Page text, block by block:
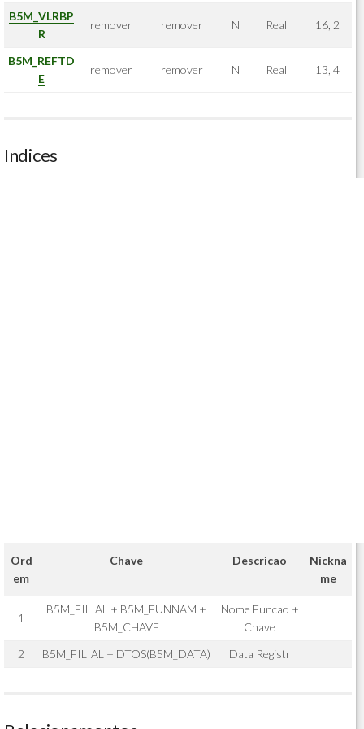
B5M_VLRBP
R
remover remover N Real 16, 2
B5M_REFTD
E
remover remover N Real 13, 4
Indices
Ord
em
Chave Descricao
Nickna
me
1
B5M_FILIAL + B5M_FUNNAM +
B5M_CHAVE
Nome Funcao +
Chave
2
B5M_FILIAL + DTOS(B5M_DATA) Data Registr